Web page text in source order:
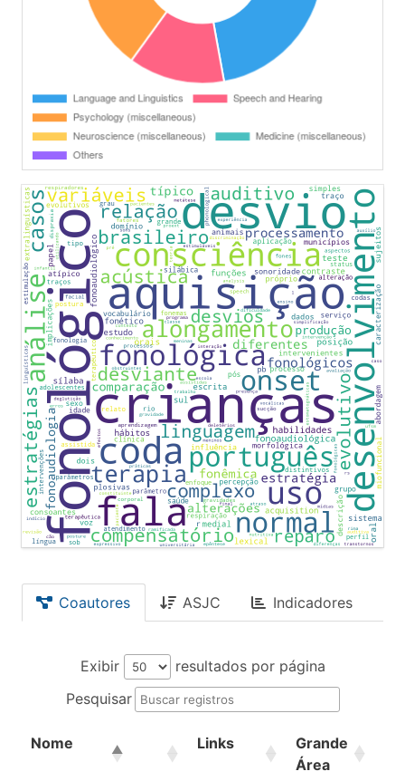
Coautores ASJC Indicadores
Exibir
resultados por página
Pesquisar
Nome Links
Grande
Área